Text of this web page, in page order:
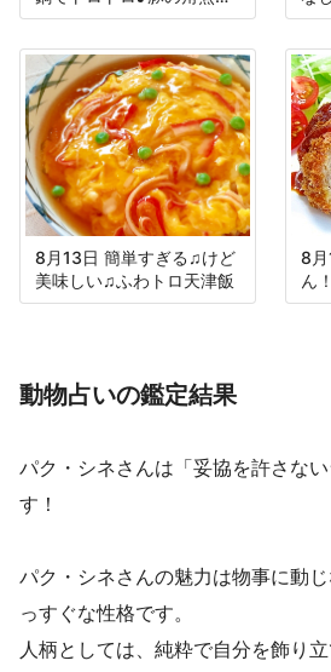
大根
8月13日 簡単すぎる♫けど
美味しい♫ふわトロ天津飯
8月
ん
動物占いの鑑定結果
パク・シネさんは「妥協を許さな
す！
パク・シネさんの魅力は物事に動
っすぐな性格です。
人柄としては、純粋で自分を飾り立